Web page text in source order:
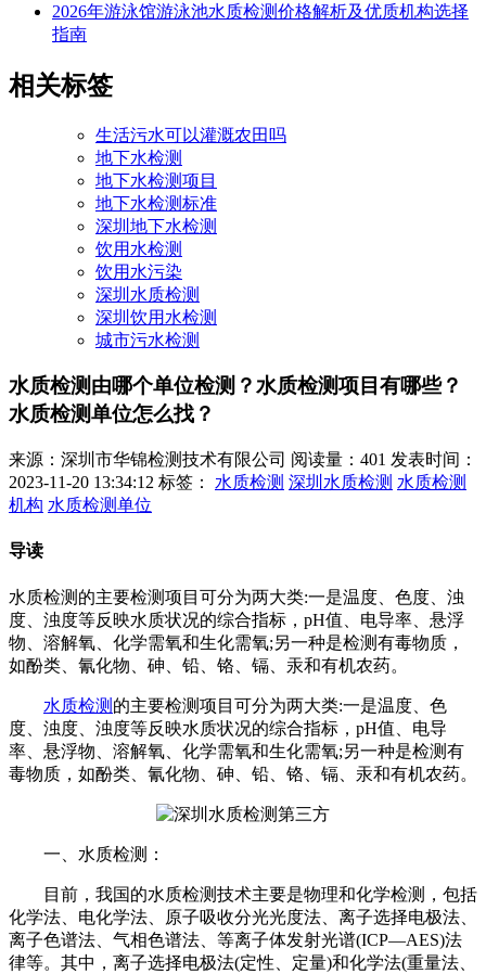
2026年游泳馆游泳池水质检测价格解析及优质机构选择
指南
相关标签
生活污水可以灌溉农田吗
地下水检测
地下水检测项目
地下水检测标准
深圳地下水检测
饮用水检测
饮用水污染
深圳水质检测
深圳饮用水检测
城市污水检测
水质检测由哪个单位检测？水质检测项目有哪些？
水质检测单位怎么找？
来源：深圳市华锦检测技术有限公司 阅读量：401 发表时间：
2023-11-20 13:34:12 标签： 水质检测 深圳水质检测 水质检测
机构 水质检测单位
导读
水质检测的主要检测项目可分为两大类:一是温度、色度、浊
度、浊度等反映水质状况的综合指标，pH值、电导率、悬浮
物、溶解氧、化学需氧和生化需氧;另一种是检测有毒物质，
如酚类、氰化物、砷、铅、铬、镉、汞和有机农药。
水质检测 的主要检测项目可分为两大类:一是温度、色
度、浊度、浊度等反映水质状况的综合指标，pH值、电导
率、悬浮物、溶解氧、化学需氧和生化需氧;另一种是检测有
毒物质，如酚类、氰化物、砷、铅、铬、镉、汞和有机农药。
一、水质检测：
目前，我国的水质检测技术主要是物理和化学检测，包括
化学法、电化学法、原子吸收分光光度法、离子选择电极法、
离子色谱法、气相色谱法、等离子体发射光谱(ICP—AES)法
律等。其中，离子选择电极法(定性、定量)和化学法(重量法、